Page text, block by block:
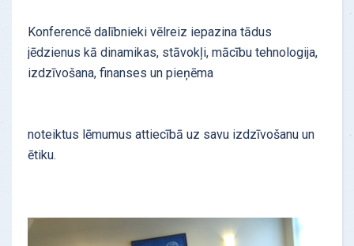
Konferencē dalībnieki vēlreiz iepazina tādus
jēdzienus kā dinamikas, stāvokļi, mācību tehnologija,
izdzīvošana, finanses un pieņēma
noteiktus lēmumus attiecībā uz savu izdzīvošanu un
ētiku.